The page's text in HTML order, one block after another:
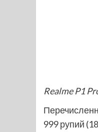
Realme P1
999 рупий